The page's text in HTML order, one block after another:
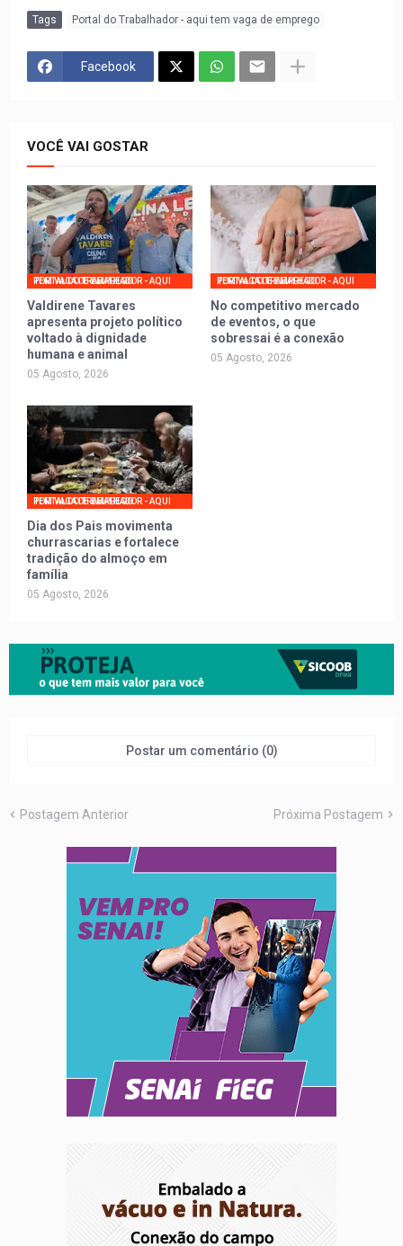
Tags Portal do Trabalhador - aqui tem vaga de emprego
Facebook
VOCÊ VAI GOSTAR
PORTAL DO TRABALHADOR - AQUI TEM VAGA DE EMPREGO
Valdirene Tavares
apresenta projeto político
voltado à dignidade
humana e animal
05 Agosto, 2026
PORTAL DO TRABALHADOR - AQUI TEM VAGA DE EMPREGO
No competitivo mercado
de eventos, o que
sobressai é a conexão
05 Agosto, 2026
PORTAL DO TRABALHADOR - AQUI TEM VAGA DE EMPREGO
Dia dos Pais movimenta
churrascarias e fortalece
tradição do almoço em
família
05 Agosto, 2026
Postar um comentário (0)
Postagem Anterior Próxima Postagem